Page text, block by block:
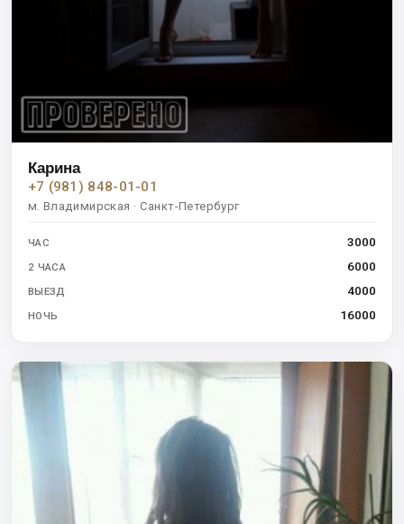
Карина
+7 (981) 848-01-01
м. Владимирская · Санкт-Петербург
ЧАС 3000
2 ЧАСА 6000
ВЫЕЗД 4000
НОЧЬ 16000